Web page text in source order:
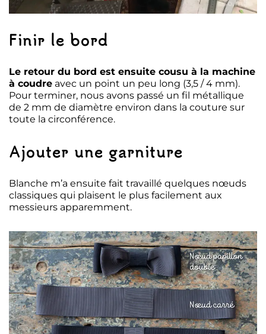
Finir le bord
Le retour du bord est ensuite cousu à la machine
à coudre avec un point un peu long (3,5 / 4 mm).
Pour terminer, nous avons passé un fil métallique
de 2 mm de diamètre environ dans la couture sur
toute la circonférence.
Ajouter une garniture
Blanche m’a ensuite fait travaillé quelques nœuds
classiques qui plaisent le plus facilement aux
messieurs apparemment.